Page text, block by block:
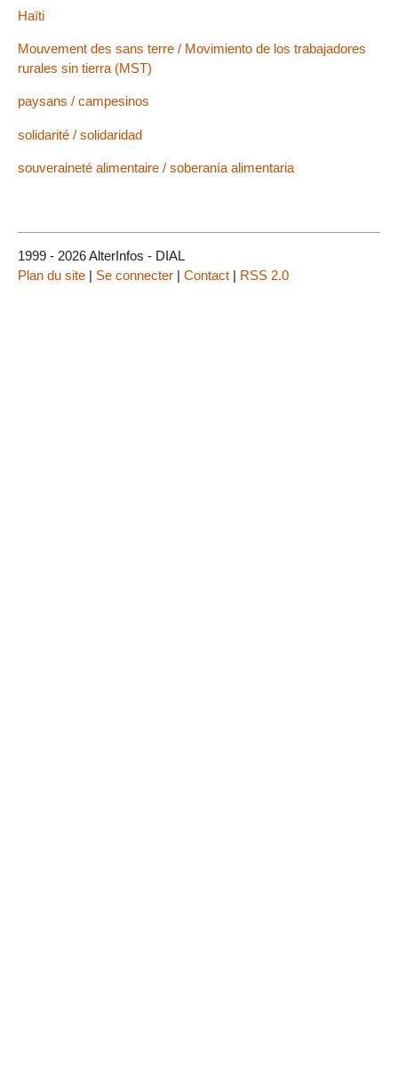
Haïti
Mouvement des sans terre / Movimiento de los trabajadores
rurales sin tierra (MST)
paysans / campesinos
solidarité / solidaridad
souveraineté alimentaire / soberanía alimentaria
1999 - 2026 AlterInfos - DIAL
Plan du site | Se connecter | Contact | RSS 2.0